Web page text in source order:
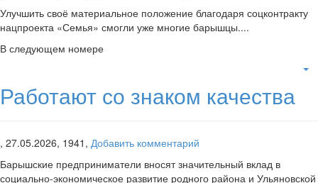
Улучшить своё материальное положение благодаря соцконтракту
нацпроекта «Семья» смогли уже многие барышцы....
В следующем номере
Работают со знаком качества
, 27.05.2026, 1941, Добавить комментарий
Барышские предприниматели вносят значительный вклад в
социально-экономическое развитие родного района и Ульяновской